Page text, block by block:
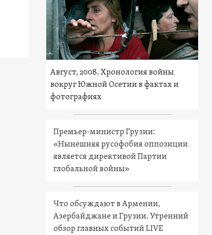
Август, 2008. Хронология войны
вокруг Южной Осетии в фактах и
фотографиях
Премьер-министр Грузии:
«Нынешняя русофобия оппозиции
является директивой Партии
глобальной войны»
Что обсуждают в Армении,
Азербайджане и Грузии. Утренний
обзор главных событий LIVE